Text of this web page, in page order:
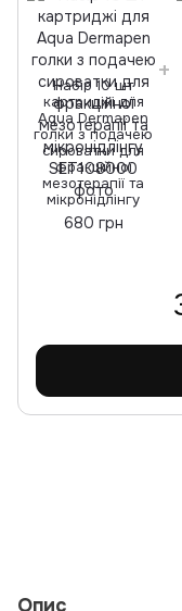
Набір 10 шт
картриджі для
Aqua Dermapen
голки з подачею
сироватки для
фракційної
мезотерапії та
мікронідлінгу
680 грн
Опис